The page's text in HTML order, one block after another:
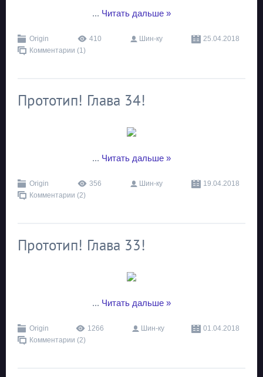
... Читать дальше »
Origin 410 Шин-ку
25.04.2018
Комментарии (1)
Прототип! Глава 34!
... Читать дальше »
Origin 356 Шин-ку
19.04.2018
Комментарии (2)
Прототип! Глава 33!
... Читать дальше »
Origin 1266 Шин-ку
01.04.2018
Комментарии (2)